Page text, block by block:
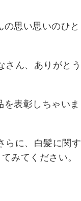
思い思いのひと
さん、ありがとう
表彰しちゃいま
らに、白髪に関す
みてください。